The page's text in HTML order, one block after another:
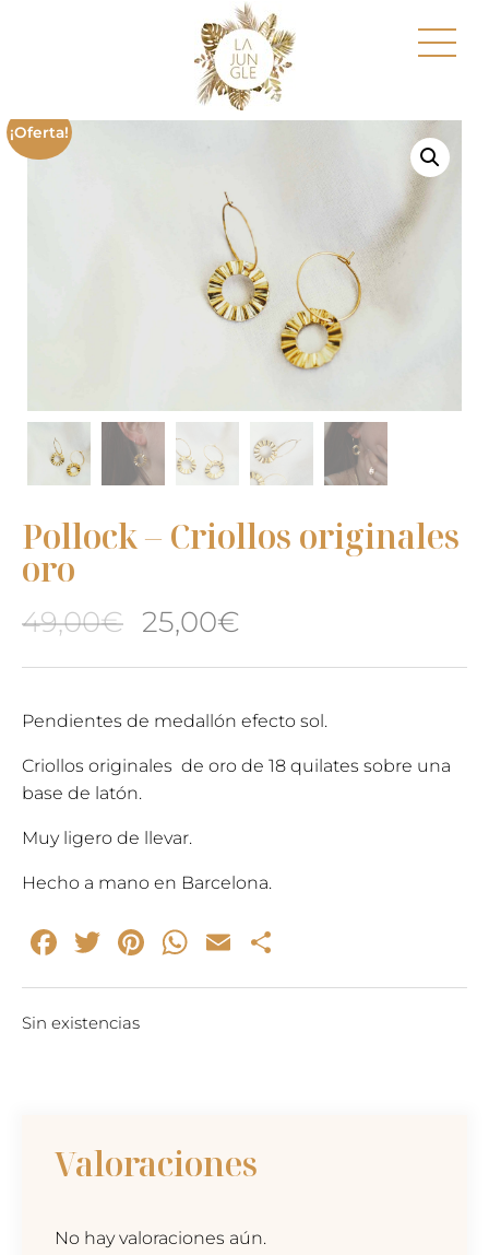
¡Oferta!
Pollock – Criollos originales
oro
49,00€ El
precio
original
era:
49,00€.
25,00€
precio
actual
es:
Pendientes de medallón efecto sol.
Criollos originales de oro de 18 quilates sobre una
base de latón.
Muy ligero de llevar.
Hecho a mano en Barcelona.
Facebook
Twitter
Pinterest
WhatsApp
Email
Sin existencias
Valoraciones
No hay valoraciones aún.